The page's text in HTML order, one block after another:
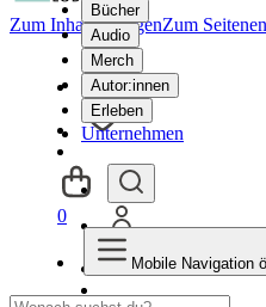
Bücher
Audio
Merch
Autor:innen
Erleben
Unternehmen
Zum Inhalt springenZum
0
Mobile Navigation